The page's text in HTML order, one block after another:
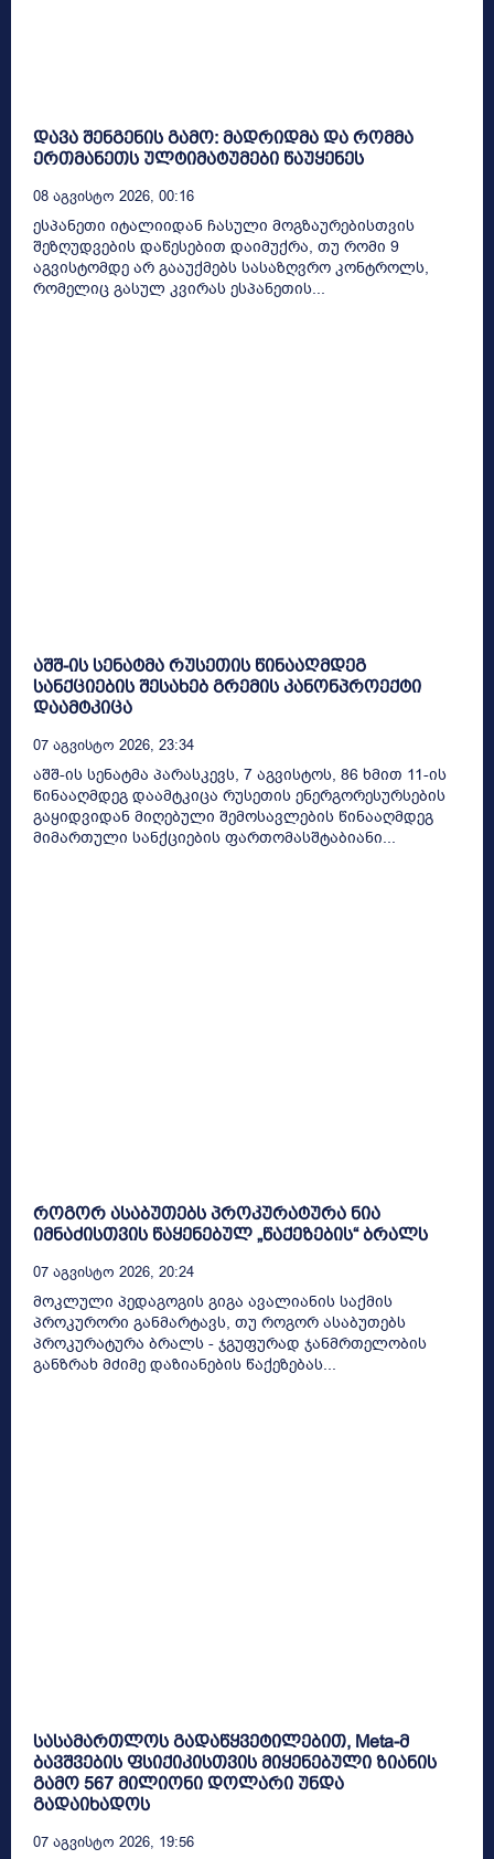
დავა შენგენის გამო: მადრიდმა და რომმა
ერთმანეთს ულტიმატუმები წაუყენეს
08 Აგვისტო 2026, 00:16
ესპანეთი იტალიიდან ჩასული მოგზაურებისთვის
შეზღუდვების დაწესებით დაიმუქრა, თუ რომი 9
აგვისტომდე არ გააუქმებს სასაზღვრო კონტროლს,
რომელიც გასულ კვირას ესპანეთის...
აშშ-ის სენატმა რუსეთის წინააღმდეგ
სანქციების შესახებ გრემის კანონპროექტი
დაამტკიცა
07 Აგვისტო 2026, 23:34
აშშ-ის სენატმა პარასკევს, 7 აგვისტოს, 86 ხმით 11-ის
წინააღმდეგ დაამტკიცა რუსეთის ენერგორესურსების
გაყიდვიდან მიღებული შემოსავლების წინააღმდეგ
მიმართული სანქციების ფართომასშტაბიანი...
როგორ ასაბუთებს პროკურატურა ნია
იმნაძისთვის წაყენებულ „წაქეზების“ ბრალს
07 Აგვისტო 2026, 20:24
მოკლული პედაგოგის გიგა ავალიანის საქმის
პროკურორი განმარტავს, თუ როგორ ასაბუთებს
პროკურატურა ბრალს - ჯგუფურად ჯანმრთელობის
განზრახ მძიმე დაზიანების წაქეზებას...
სასამართლოს გადაწყვეტილებით, Meta-მ
ბავშვების ფსიქიკისთვის მიყენებული ზიანის
გამო 567 მილიონი დოლარი უნდა
გადაიხადოს
07 Აგვისტო 2026, 19:56